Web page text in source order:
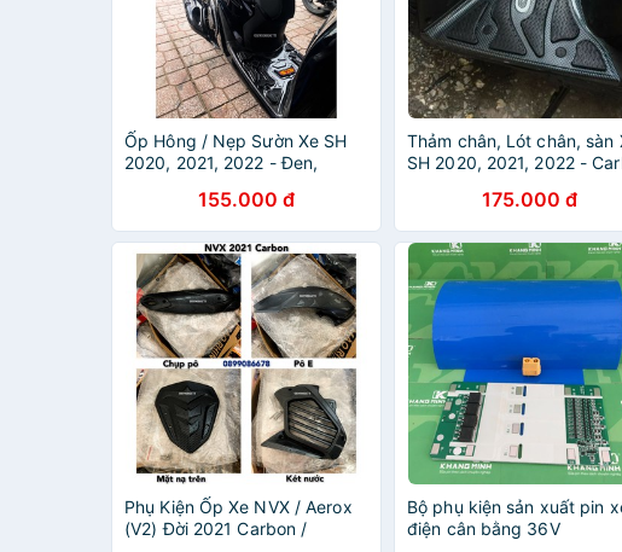
Ốp Hông / Nẹp Sườn Xe SH
2020, 2021, 2022 - Đen,
155.000 đ
Thảm chân, Lót chân, sàn
SH 2020, 2021, 2022 -
175.000 đ
Phụ Kiện Ốp Xe NVX / Aerox
(V2) Đời 2021 Carbon /
Bộ phụ kiện sản xuất pin
điện cân bằng 36V